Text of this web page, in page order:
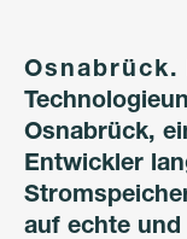
Osnabrück.
Osnabrück,
Entwickler
auf echte